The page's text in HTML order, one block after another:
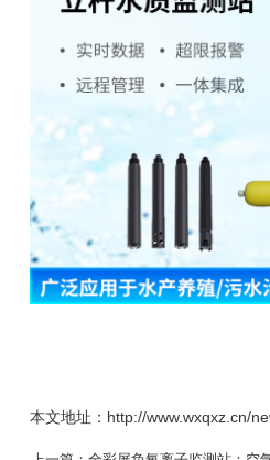
本文地址：http://www.wxqxz.cn/